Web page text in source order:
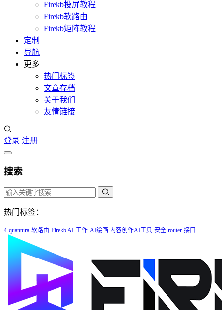
Firekb投屏教程
Firekb软路由
Firekb矩阵教程
定制
导航
更多
热门标签
文章存档
关于我们
友情链接
登录 注册
搜索
热门标签：
4 quantura 软路由 Firekb AI 工作 AI绘画 内容创作AI工具 安全 router 接口